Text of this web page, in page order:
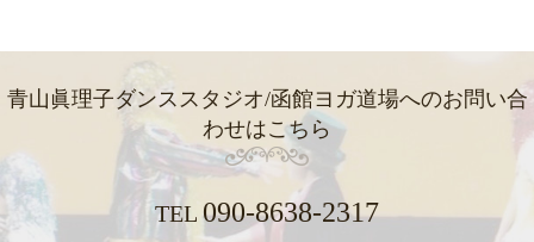
青山眞理子ダンススタジオ/函館ヨガ道場へのお問い合
わせはこちら
TEL 090-8638-2317